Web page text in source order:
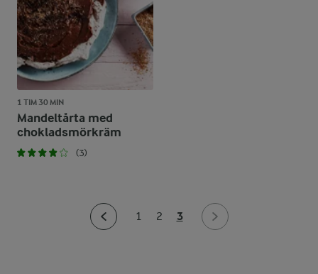
1 TIM 30 MIN
Mandeltårta med
chokladsmörkräm
(3)
1 2 3